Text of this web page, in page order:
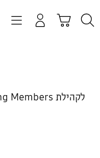
לקהילת Samsung Members